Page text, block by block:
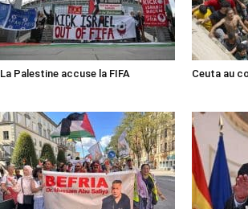
La Palestine accuse la FIFA Ceuta au